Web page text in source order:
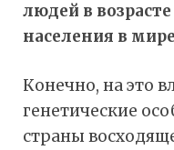
людей в
населения в
Конечно, на это
генетические
страны